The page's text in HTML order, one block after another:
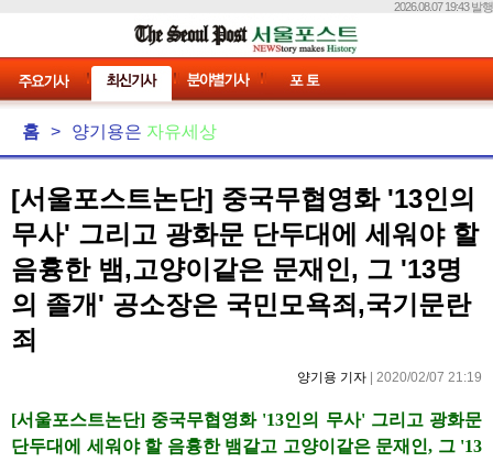
2026.08.07 19:43 발행
홈 > 양기용은 자유세상
[서울포스트논단] 중국무협영화 '13인의
무사' 그리고 광화문 단두대에 세워야 할
음흉한 뱀,고양이같은 문재인, 그 '13명
의 졸개' 공소장은 국민모욕죄,국기문란
죄
양기용 기자 | 2020/02/07 21:19
[서울포스트논단] 중국무협영화 '13인의 무사' 그리고 광화문
단두대에 세워야 할 음흉한 뱀같고 고양이같은 문재인, 그 '13